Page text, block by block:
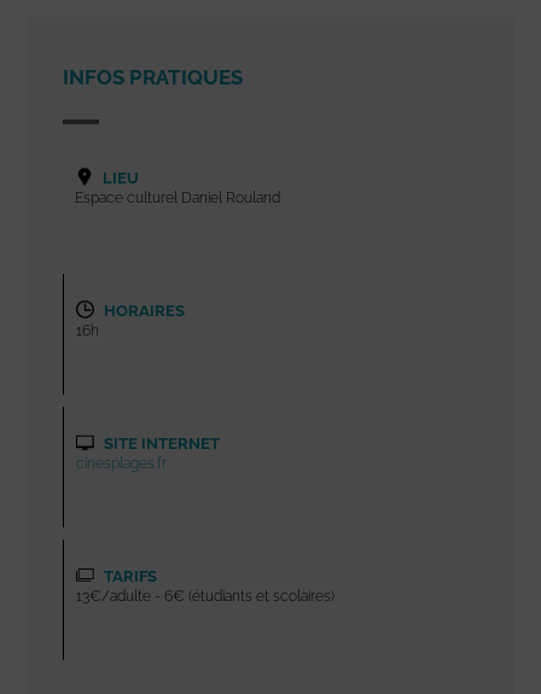
INFOS PRATIQUES
LIEU
Espace culturel Daniel Rouland
HORAIRES
16h
SITE INTERNET
cinesplages.fr
TARIFS
13€/adulte - 6€ (étudiants et scolaires)